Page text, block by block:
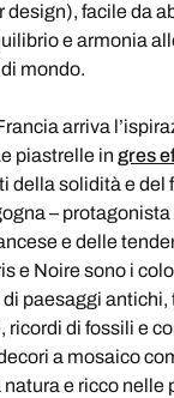
design), facile da
e armonia
mondo.
arriva
piastrelle in gres
della solidità e del
–
e delle
e Noire sono i
paesaggi
ricordi di fossili e
a mosaico
e ricco nelle